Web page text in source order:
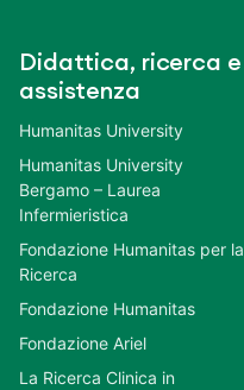
Didattica, ricerca e
assistenza
Humanitas University
Humanitas University
Bergamo – Laurea
Infermieristica
Fondazione Humanitas per la
Ricerca
Fondazione Humanitas
Fondazione Ariel
La Ricerca Clinica in